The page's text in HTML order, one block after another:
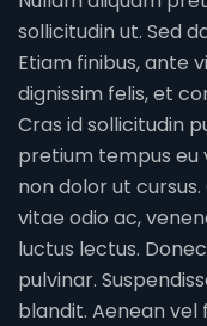
sollicitudin ut. Sed
Etiam finibus, ante
dignissim felis, et
Cras id sollicitudin
pretium tempus eu
non dolor ut
vitae odio ac,
luctus lectus.
pulvinar.
blandit. Aenean